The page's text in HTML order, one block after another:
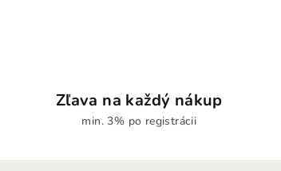
Zľava na každý nákup
min. 3% po registrácii